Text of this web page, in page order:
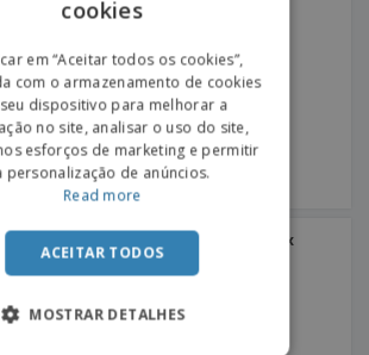
Result | Boné kansas flex
SPANISH
cookies
em “Aceitar todos os cookies”,
com o armazenamento de cookies
dispositivo para melhorar a
no site, analisar o uso do site,
esforços de marketing e permitir
personalização de anúncios.
Read more
ACEITAR TODOS
MOSTRAR DETALHES